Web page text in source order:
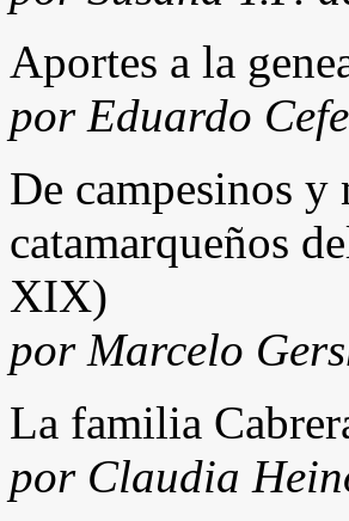
Aportes a la
por Eduardo
De campesinos y
catamarqueños
XIX)
por Marcelo
La familia
por Claudia